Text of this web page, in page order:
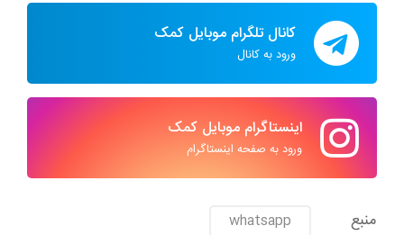
کانال تلگرام موبایل کمک
ورود به کانال
اینستاگرام موبایل کمک
ورود به صفحه اینستاگرام
منبع whatsapp